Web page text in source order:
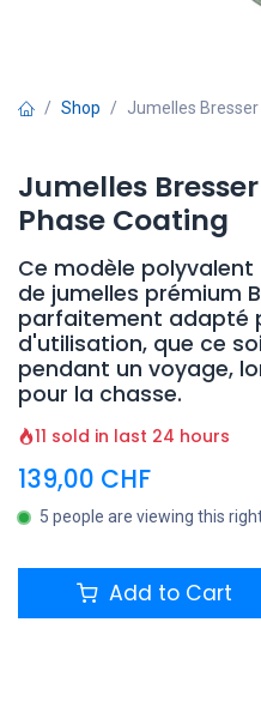
Shop Jumelles
Jumelles
Phase Coating
Ce modèle
de jumelles prémium
parfaitement adapté
d'utilisation, que ce
pendant un voyage,
pour la chasse.
11 sold in last 24 hours
139,00 CHF
5 people are viewing this
Add to Cart